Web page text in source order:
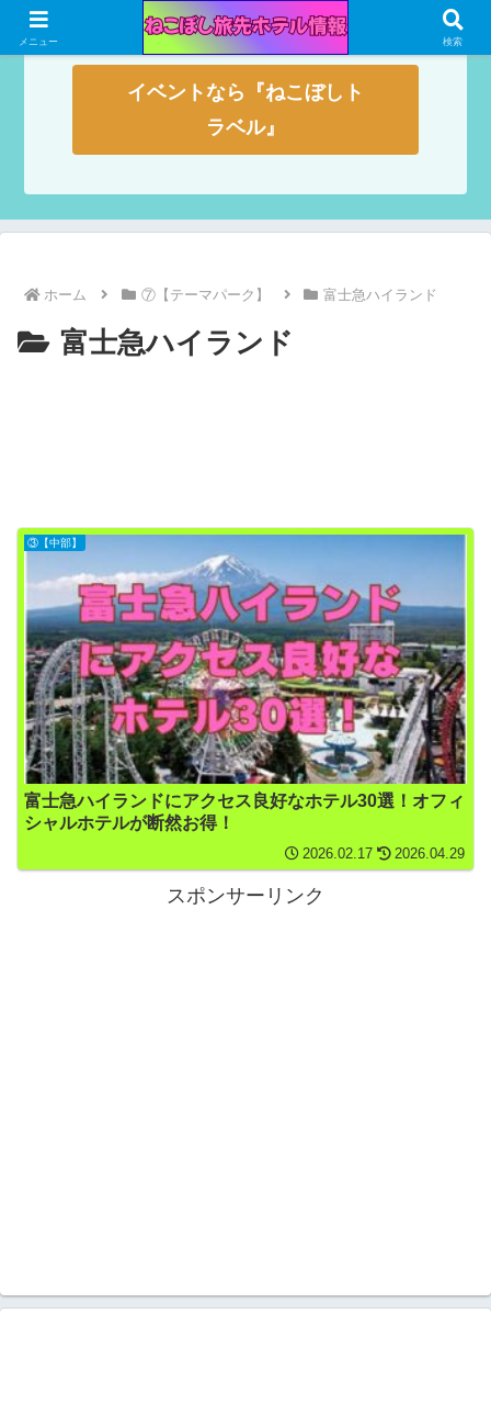
イベントなら『ねこぼしト
ラベル』
ホーム ⑦【テーマパーク】 富士急ハイランド
富士急ハイランド
③【中部】
富士急ハイランドにアクセス良好なホテル30選！オフィ
シャルホテルが断然お得！
2026.02.17 2026.04.29
スポンサーリンク
メニュー 検索